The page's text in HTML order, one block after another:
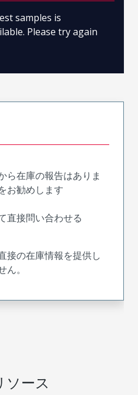
ソース
samples is
Please try again
ら在庫の報告はありま
お勧めします
直接問い合わせる
接の在庫情報を提供し
。